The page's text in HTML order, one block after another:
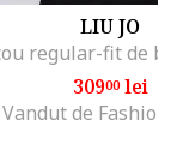
LIU JO
30900lei
Vandut de Fashion